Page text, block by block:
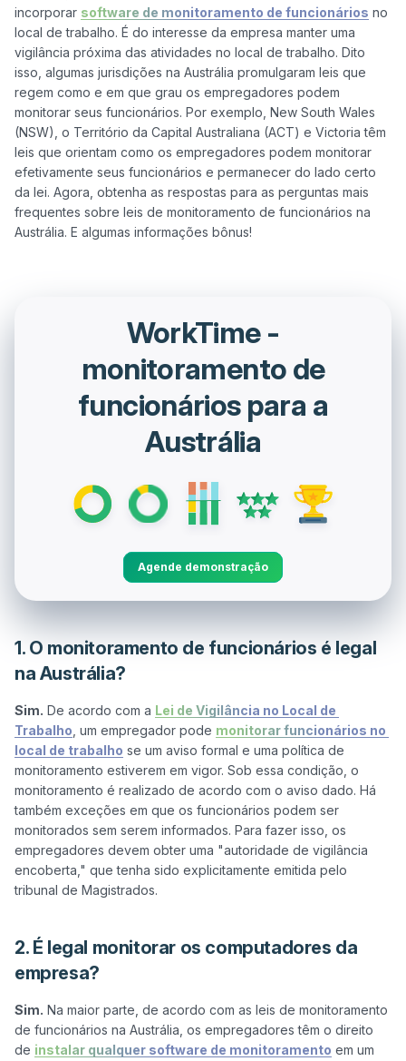
incorporar software de monitoramento de funcionários no
local de trabalho. É do interesse da empresa manter uma
vigilância próxima das atividades no local de trabalho. Dito
isso, algumas jurisdições na Austrália promulgaram leis que
regem como e em que grau os empregadores podem
monitorar seus funcionários. Por exemplo, New South Wales
(NSW), o Território da Capital Australiana (ACT) e Victoria têm
leis que orientam como os empregadores podem monitorar
efetivamente seus funcionários e permanecer do lado certo
da lei. Agora, obtenha as respostas para as perguntas mais
frequentes sobre leis de monitoramento de funcionários na
WorkTime -
monitoramento de
funcionários para a
Austrália
Agende demonstração
1. O monitoramento de funcionários é legal
na Austrália?
Sim. De acordo com a Lei de Vigilância no Local de
Trabalho, um empregador pode monitorar funcionários no
local de trabalho se um aviso formal e uma política de
monitoramento estiverem em vigor. Sob essa condição, o
monitoramento é realizado de acordo com o aviso dado. Há
também exceções em que os funcionários podem ser
monitorados sem serem informados. Para fazer isso, os
empregadores devem obter uma "autoridade de vigilância
encoberta," que tenha sido explicitamente emitida pelo
2. É legal monitorar os computadores da
empresa?
Sim. Na maior parte, de acordo com as leis de monitoramento
de funcionários na Austrália, os empregadores têm o direito
de instalar qualquer software de monitoramento em um